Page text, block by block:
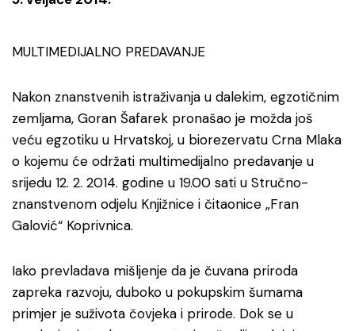
MULTIMEDIJALNO PREDAVANJE
Nakon znanstvenih istraživanja u dalekim, egzotičnim
zemljama, Goran Šafarek pronašao je možda još
veću egzotiku u Hrvatskoj, u biorezervatu Crna Mlaka
o kojemu će održati multimedijalno predavanje u
srijedu 12. 2. 2014. godine u 19.00 sati u Stručno-
znanstvenom odjelu Knjižnice i čitaonice „Fran
Galović“ Koprivnica.
Iako prevladava mišljenje da je čuvana priroda
zapreka razvoju, duboko u pokupskim šumama
primjer je suživota čovjeka i prirode. Dok se u